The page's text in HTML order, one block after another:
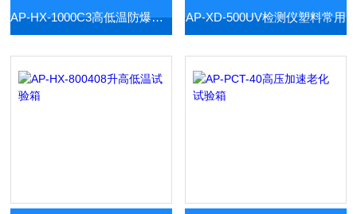
AP-HX-1000C3高低温防爆试验箱 AP-XD-500UV检测仪塑料常用